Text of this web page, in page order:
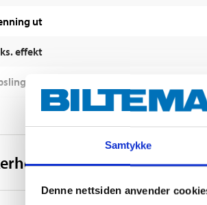
Samtykke
Denne nettsiden anvender
ut
effekt
og